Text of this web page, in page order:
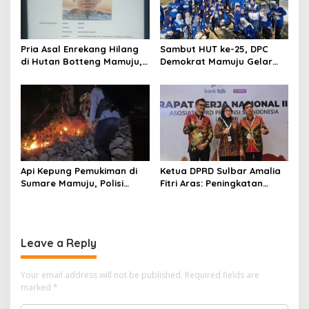
Pria Asal Enrekang Hilang
di Hutan Botteng Mamuju,
Kelaparan ke Istri
Sambut HUT ke-25, DPC
Demokrat Mamuju Gelar
Indonesia Asri
Api Kepung Pemukiman di
Sumare Mamuju, Polisi
Ketua DPRD Sulbar Amalia
Fitri Aras: Peningkatan
Leave a Reply
Your email address will not be published. Required fields are
marked *